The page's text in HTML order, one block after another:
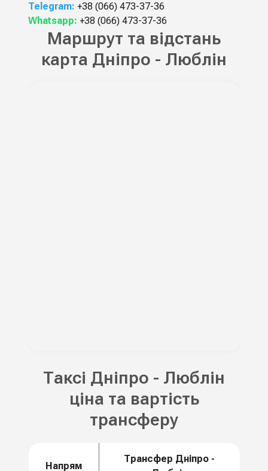
Telegram: +38 (066) 473-37-36
Whatsapp: +38 (066) 473-37-36
Маршрут та відстань
карта Дніпро - Люблін
Таксі Дніпро - Люблін
ціна та вартість
трансферу
Напрям
Трансфер Дніпро -